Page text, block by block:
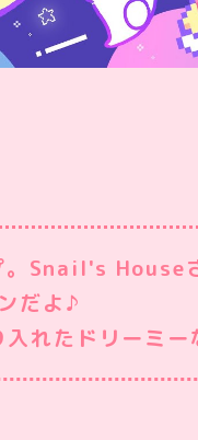
。Snail's House
だよ♪
たドリーミー